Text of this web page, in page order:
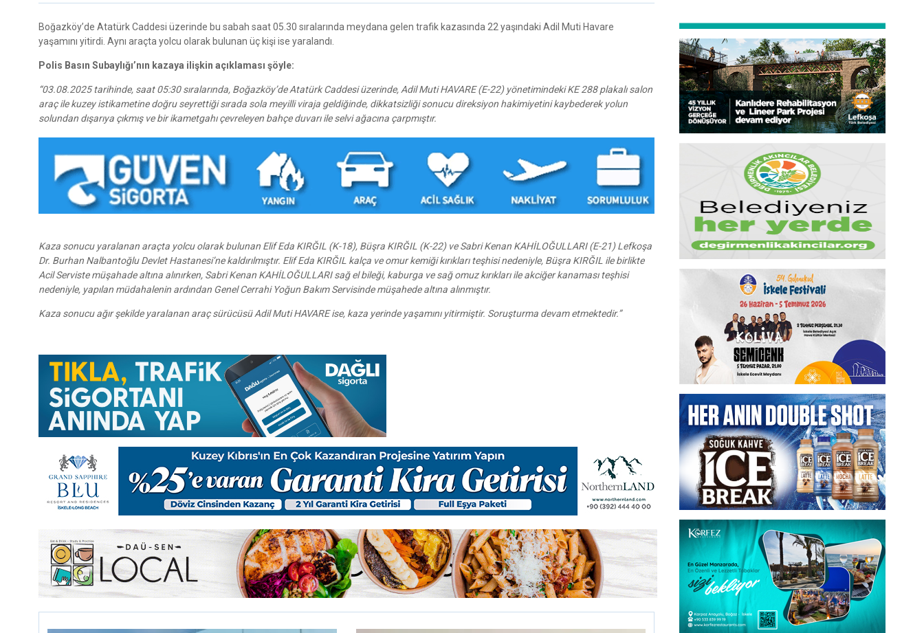
Boğazköy’de Atatürk Caddesi üzerinde bu sabah saat 05.30 sıralarında meydana gelen trafik kazasında 22 yaşındaki Adil Muti Havare
yaşamını yitirdi. Aynı araçta yolcu olarak bulunan üç kişi ise yaralandı.
Polis Basın Subaylığı’nın kazaya ilişkin açıklaması şöyle:
“03.08.2025 tarihinde, saat 05:30 sıralarında, Boğazköy’de Atatürk Caddesi üzerinde, Adil Muti HAVARE (E-22) yönetimindeki KE 288 plakalı salon
araç ile kuzey istikametine doğru seyrettiği sırada sola meyilli viraja geldiğinde, dikkatsizliği sonucu direksiyon hakimiyetini kaybederek yolun
solundan dışarıya çıkmış ve bir ikametgahı çevreleyen bahçe duvarı ile selvi ağacına çarpmıştır.
Kaza sonucu yaralanan araçta yolcu olarak bulunan Elif Eda KIRĞIL (K-18), Büşra KIRĞIL (K-22) ve Sabri Kenan KAHİLOĞULLARI (E-21) Lefkoşa
Dr. Burhan Nalbantoğlu Devlet Hastanesi’ne kaldırılmıştır. Elif Eda KIRĞIL kalça ve omur kemiği kırıkları teşhisi nedeniyle, Büşra KIRĞIL ile birlikte
Acil Serviste müşahade altına alınırken, Sabri Kenan KAHİLOĞULLARI sağ el bileği, kaburga ve sağ omuz kırıkları ile akciğer kanaması teşhisi
nedeniyle, yapılan müdahalenin ardından Genel Cerrahi Yoğun Bakım Servisinde müşahede altına alınmıştır.
Kaza sonucu ağır şekilde yaralanan araç sürücüsü Adil Muti HAVARE ise, kaza yerinde yaşamını yitirmiştir. Soruşturma devam etmektedir.”